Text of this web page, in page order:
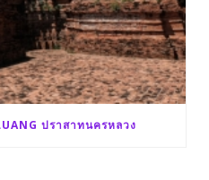
ปราสาทนครหลวง